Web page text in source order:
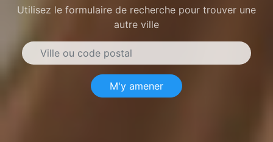
Utilisez le formulaire de recherche pour trouver une
autre ville
M'y amener